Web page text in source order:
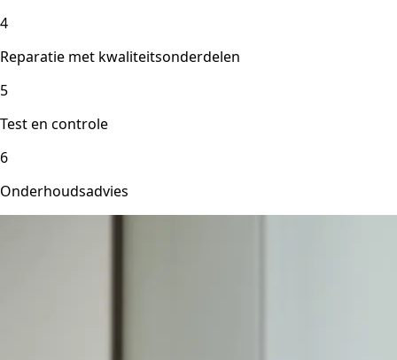
4
Reparatie met kwaliteitsonderdelen
5
Test en controle
6
Onderhoudsadvies